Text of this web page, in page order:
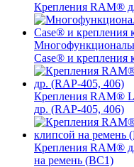
Крепления RAM®
Case® и крепления
Крепления RAM®
др. (RAP-405, 406)
Крепления RAM®
на ремень (BC1)